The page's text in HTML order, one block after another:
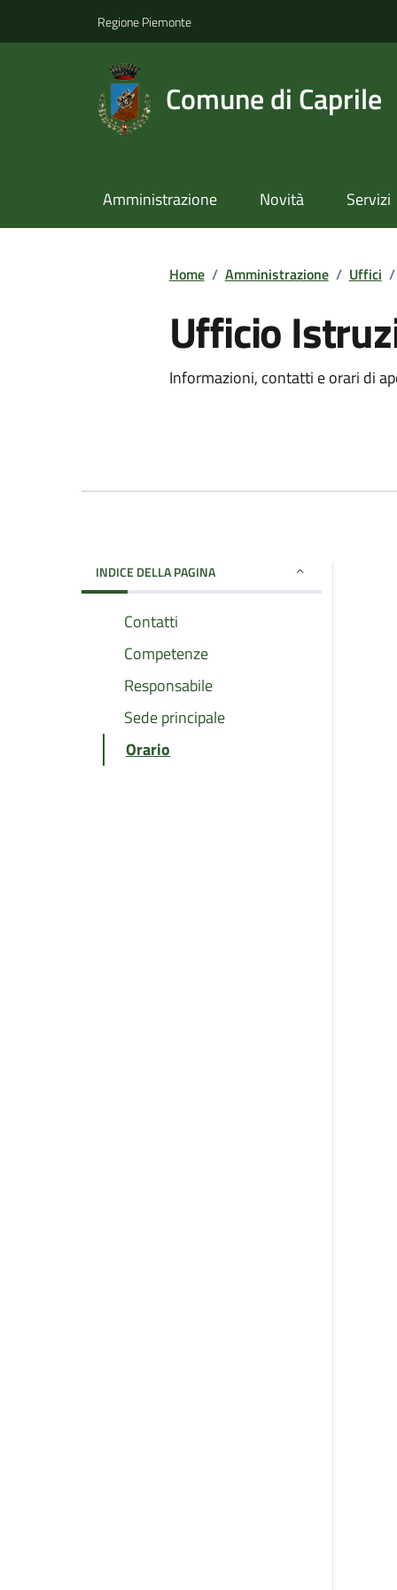
Regione Piemonte
Comune di Caprile
Amministrazione Novità Servizi
Home / Amministrazione / Uffici /
Ufficio
Informazioni, contatti e orari di
INDICE DELLA PAGINA
Contatti
Competenze
Responsabile
Sede principale
Orario